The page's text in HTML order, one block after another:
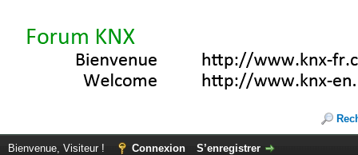
Bienvenue, Visiteur ! Connexion S’enregistrer